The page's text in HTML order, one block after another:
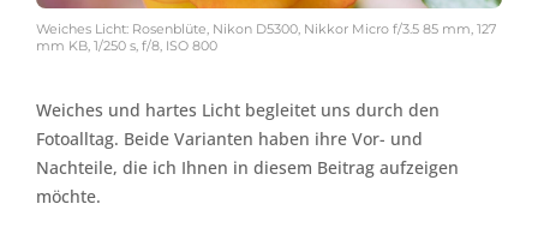
Weiches Licht: Rosenblüte, Nikon D5300, Nikkor Micro f/3.5 85 mm, 127
mm KB, 1/250 s, f/8, ISO 800
Weiches und hartes Licht begleitet uns durch den
Fotoalltag. Beide Varianten haben ihre Vor- und
Nachteile, die ich Ihnen in diesem Beitrag aufzeigen
möchte.